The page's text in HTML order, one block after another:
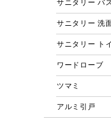
サニタリー バ
サニタリー 洗
サニタリー ト
ワードローブ
ツマミ
アルミ引戸